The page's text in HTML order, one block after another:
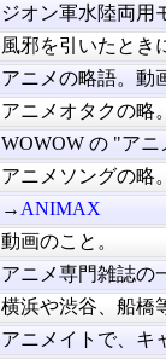
ジオン軍水陸両用
風邪を引いたとき
アニメの略語。動
アニメオタクの略。
WOWOW の "ア
アニメソングの略
→ ANIMAX
動画のこと。
アニメ専門雑誌の
横浜や渋谷、船橋
アニメイトで、キ